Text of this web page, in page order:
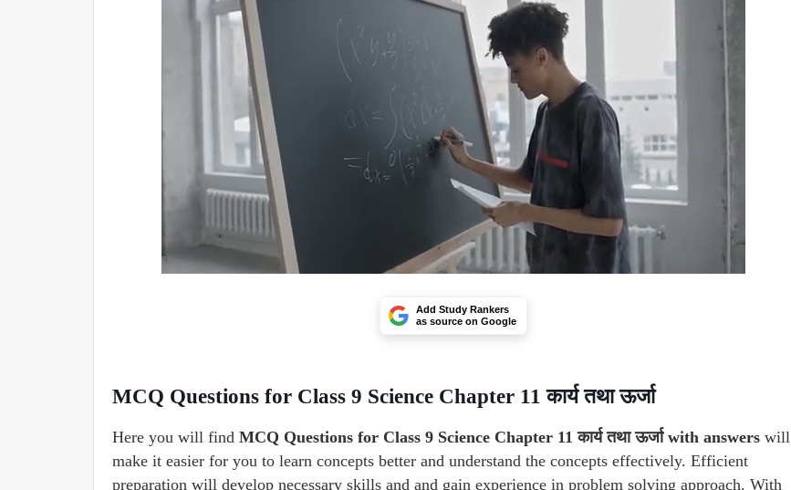
Add Study Rankers
as source on Google
MCQ Questions for Class 9 Science Chapter 11 कार्य तथा ऊर्जा
Here you will find MCQ Questions for Class 9 Science Chapter 11 कार्य तथा ऊर्जा with answers will
make it easier for you to learn concepts better and understand the concepts effectively. Efficient
preparation will develop necessary skills and and gain experience in problem solving approach. With